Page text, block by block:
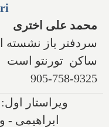
محمد علی اختری
سردفتر باز نشسته
ساکن تورنتو است
905-758-9325
ویراستار
ابراهیمی